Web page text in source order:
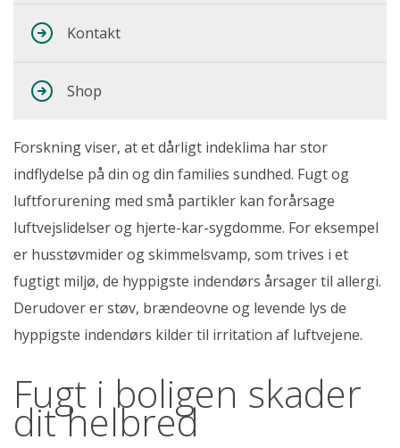
Kontakt
Shop
Forskning viser, at et dårligt indeklima har stor
indflydelse på din og din families sundhed. Fugt og
luftforurening med små partikler kan forårsage
luftvejslidelser og hjerte-kar-sygdomme. For eksempel
er husstøvmider og skimmelsvamp, som trives i et
fugtigt miljø, de hyppigste indendørs årsager til allergi.
Derudover er støv, brændeovne og levende lys de
hyppigste indendørs kilder til irritation af luftvejene.
Fugt i boligen skader
dit helbred